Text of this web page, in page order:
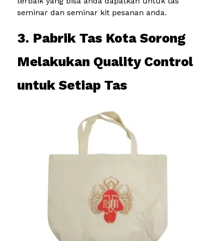
seminar dan seminar kit pesanan anda.
3. Pabrik Tas Kota Sorong
Melakukan Quality Control
untuk Setiap Tas